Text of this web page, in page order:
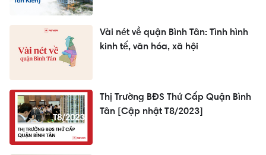
Vài nét về quận Bình Tân: Tình hình
kinh tế, văn hóa, xã hội
Thị Trường BĐS Thứ Cấp Quận Bình
Tân [Cập nhật T8/2023]